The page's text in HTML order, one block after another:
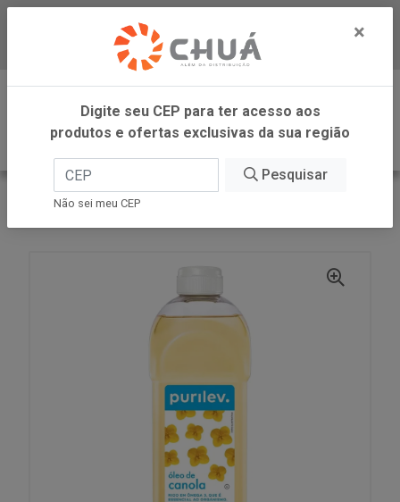
Baixe já nosso APP
0
INÍCIO
CARGILL VAREJO
×
Digite seu CEP para ter acesso aos
produtos e ofertas exclusivas da sua região
Pesquisar
Não sei meu CEP